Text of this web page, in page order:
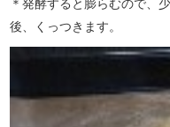
後、くっつきます。